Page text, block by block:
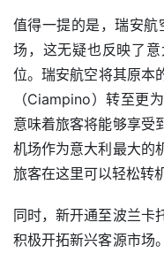
值得一提的是，瑞安
场，这无疑也反映了
位。瑞安航空将其原
（Ciampino）转至更
意味着旅客将能够享受
机场作为意大利最大的
旅客在这里可以轻松转
同时，新开通至波兰卡
积极开拓新兴客源市场